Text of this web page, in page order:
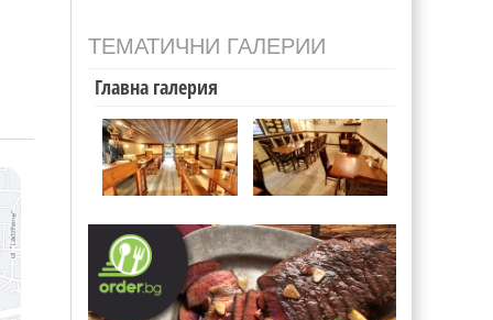
ТЕМАТИЧНИ ГАЛЕРИИ
Главна галерия